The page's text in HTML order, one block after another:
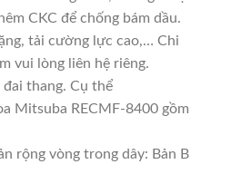
CKC để chống bám dầu.
tải cường lực cao,… Chi
vui lòng liên hệ riêng.
thang. Cụ thể
Mitsuba RECMF-8400 gồm
rộng vòng trong dây: Bản B